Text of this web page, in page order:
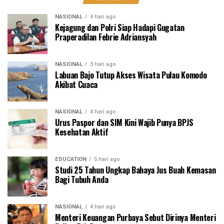
NASIONAL 4 hari ago
Kejagung dan Polri Siap Hadapi Gugatan
Praperadilan Febrie Adriansyah
NASIONAL 3 hari ago
Labuan Bajo Tutup Akses Wisata Pulau Komodo
Akibat Cuaca
NASIONAL 4 hari ago
Urus Paspor dan SIM Kini Wajib Punya BPJS
Kesehatan Aktif
EDUCATION 5 hari ago
Studi 25 Tahun Ungkap Bahaya Jus Buah Kemasan
Bagi Tubuh Anda
NASIONAL 4 hari ago
Menteri Keuangan Purbaya Sebut Dirinya Menteri